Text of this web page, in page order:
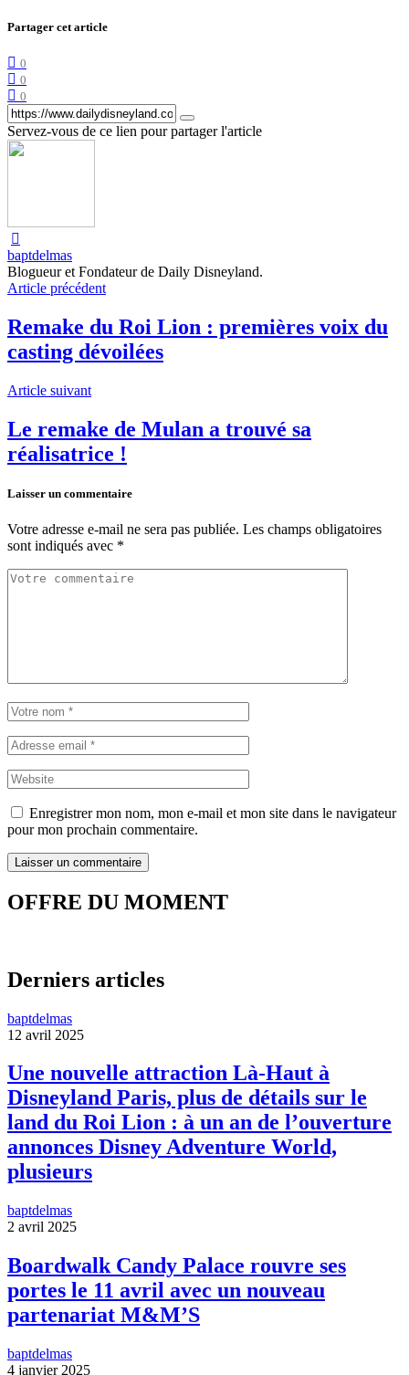
Partager cet article
0
0
0
Servez-vous de ce lien pour partager l'article
baptdelmas
Blogueur et Fondateur de Daily Disneyland.
Article précédent
Remake du Roi Lion : premières voix du
casting dévoilées
Article suivant
Le remake de Mulan a trouvé sa
réalisatrice !
Laisser un commentaire
Votre adresse e-mail ne sera pas publiée. Les champs obligatoires
sont indiqués avec *
Enregistrer mon nom, mon e-mail et mon site dans le navigateur
pour mon prochain commentaire.
OFFRE DU MOMENT
Derniers articles
baptdelmas
12 avril 2025
Une nouvelle attraction Là-Haut à
Disneyland Paris, plus de détails sur le
land du Roi Lion : à un an de l’ouverture
annonces Disney Adventure World,
plusieurs
baptdelmas
2 avril 2025
Boardwalk Candy Palace rouvre ses
portes le 11 avril avec un nouveau
partenariat M&M’S
baptdelmas
4 janvier 2025